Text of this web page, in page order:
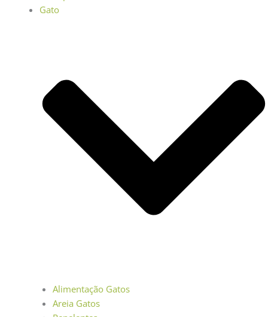
Gato
Alimentação Gatos
Areia Gatos